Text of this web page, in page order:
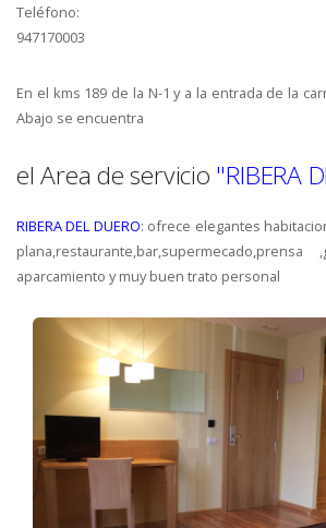
Teléfono:
947170003
En el kms 189 de la N-1 y a la entrada de la
Abajo se encuentra
el Area de servicio "RIBERA
RIBERA DEL DUERO: ofrece elegantes
aparcamiento y muy buen trato personal